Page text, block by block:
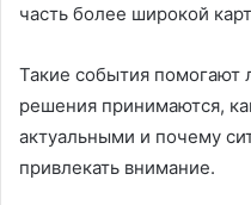
часть более широкой
Такие события помогают
решения принимаются,
актуальными и почему
привлекать внимание.